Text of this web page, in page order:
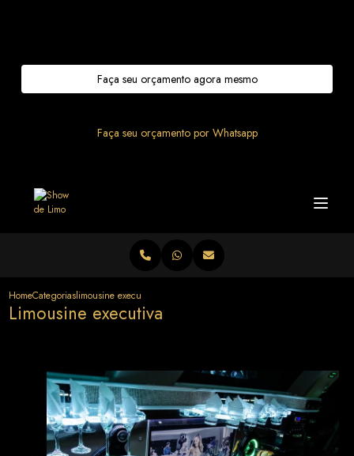
Faça seu orçamento agora mesmo
Faça seu orçamento por Whatsapp
HomeCategoriaslimousine executiva
Limousine executiva